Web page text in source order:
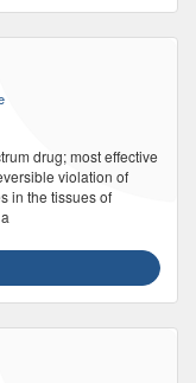
drug; most effective
violation of
in the tissues of